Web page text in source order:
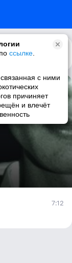
ссылке
с ними
причиняет
и влечёт
7:12